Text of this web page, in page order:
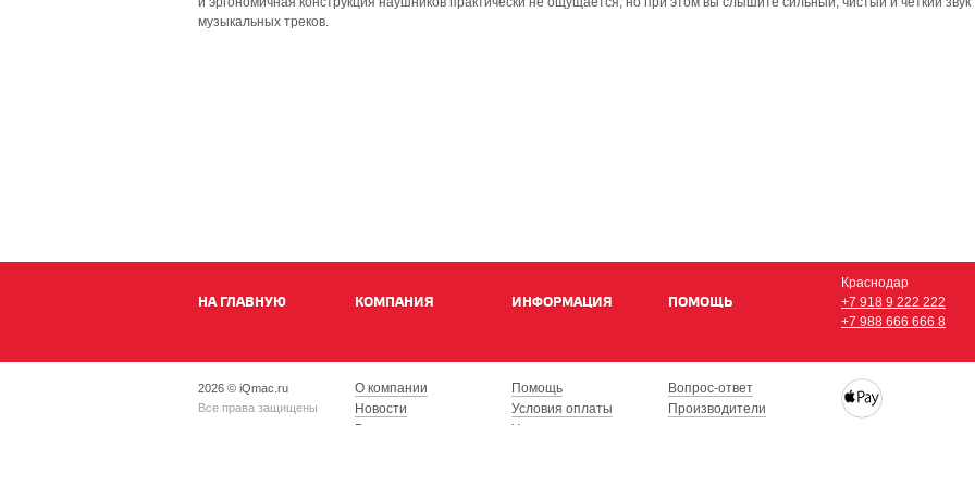
музыкальных треков.
НА ГЛАВНУЮ КОМПАНИЯ ИНФОРМАЦИЯ ПОМОЩЬ
Краснодар
+7 918 9 222 222
+7 988 666 666 8
2026 © iQmac.ru
Все права защищены
О компании
Новости
Вакансии
Помощь
Условия оплаты
Условия доставки
Вопрос-ответ
Производители